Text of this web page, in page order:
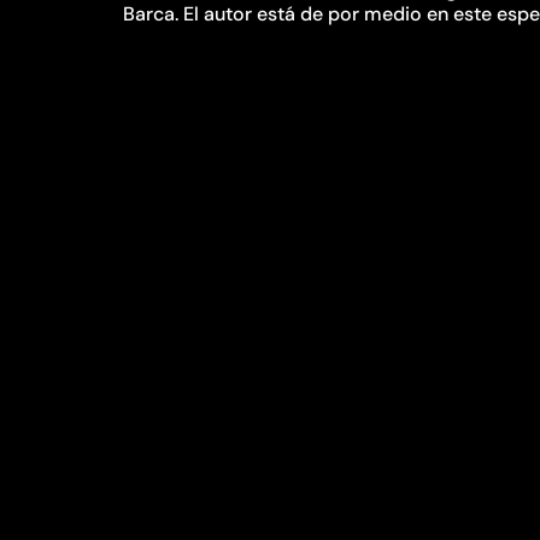
Barca. El autor está de por medio en este